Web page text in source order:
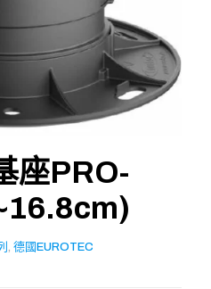
座PRO-
, 德國EUROTEC